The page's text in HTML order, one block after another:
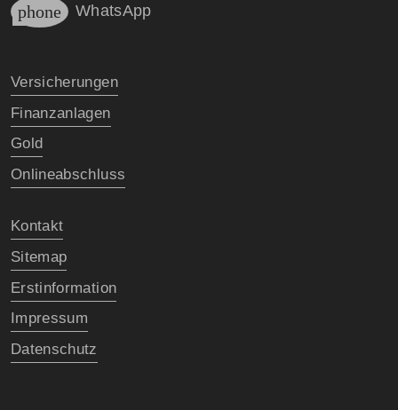
phone WhatsApp
Versicherungen
Finanzanlagen
Gold
Onlineabschluss
Kontakt
Sitemap
Erstinformation
Impressum
Datenschutz